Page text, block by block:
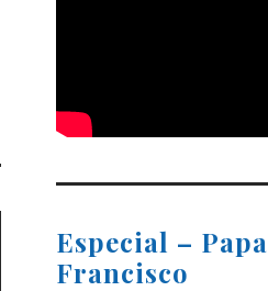
Especial – Papa
Francisco